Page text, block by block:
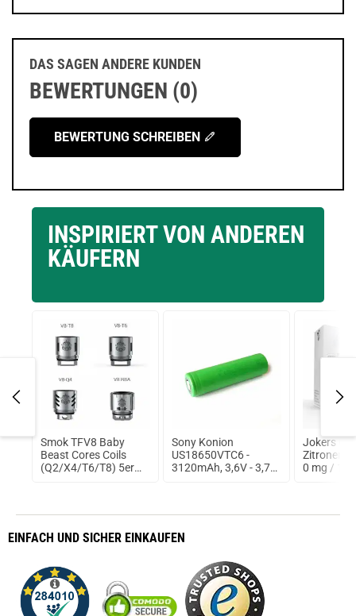
DAS SAGEN ANDERE KUNDEN
BEWERTUNGEN (0)
BEWERTUNG SCHREIBEN
INSPIRIERT VON ANDEREN
KÄUFERN
Smok TFV8 Baby
Beast Cores Coils
(Q2/X4/T6/T8) 5er
Sony Konion
US18650VTC6 -
3120mAh, 3,6V - 3,7V
Jokers
0 mg /
EINFACH UND SICHER EINKAUFEN